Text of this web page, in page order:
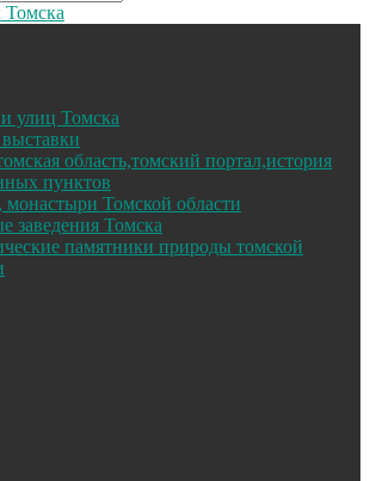
Томска
улиц Томска
область,томский портал,история
пунктов
Томской области
заведения Томска
памятники природы томской